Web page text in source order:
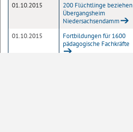
01.10.2015
200 Flüchtlinge beziehen
Übergangsheim
Niedersachsendamm
01.10.2015
Fortbildungen für 1600
pädagogische Fachkräfte